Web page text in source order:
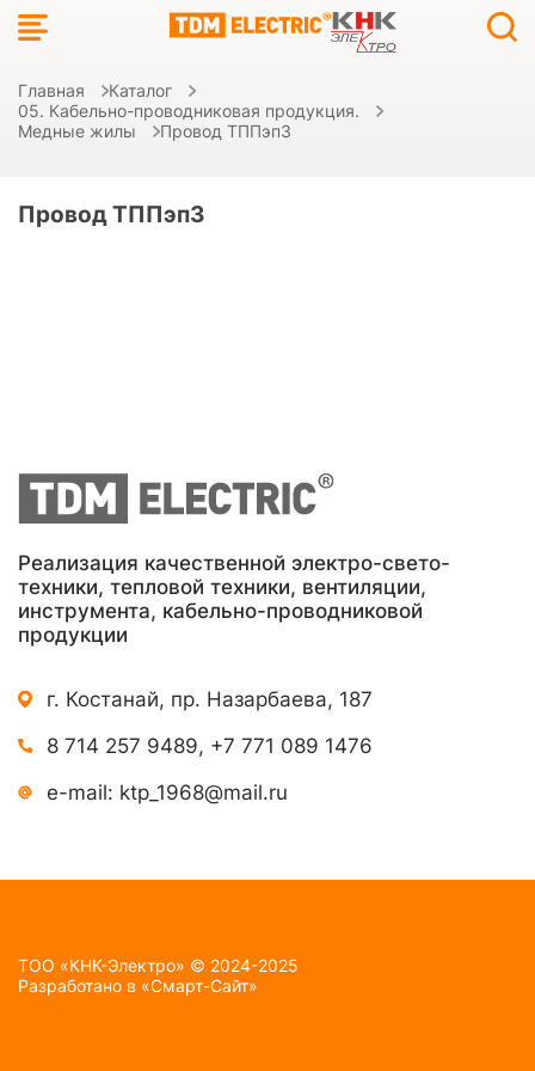
Главная
Каталог
05. Кабельно-проводниковая продукция.
Медные жилы
Провод ТППэп3
Провод ТППэп3
Реализация качественной электро-свето-
техники, тепловой техники, вентиляции,
инструмента, кабельно-проводниковой
продукции
г. Костанай, пр. Назарбаева, 187
8 714 257 9489, +7 771 089 1476
e-mail: ktp_1968@mail.ru
TOO «КНК-Электро» © 2024-2025
Разработано в «Смарт-Сайт»